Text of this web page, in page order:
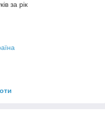
за рік